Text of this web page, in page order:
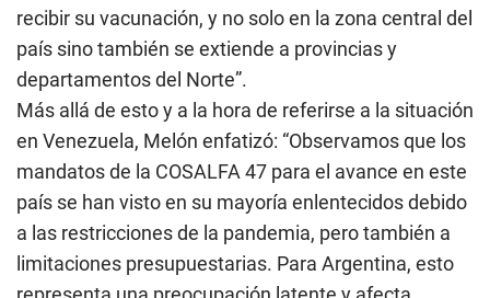
recibir su vacunación, y no solo en la zona central del
país sino también se extiende a provincias y
departamentos del Norte”.
Más allá de esto y a la hora de referirse a la situación
en Venezuela, Melón enfatizó: “Observamos que los
mandatos de la COSALFA 47 para el avance en este
país se han visto en su mayoría enlentecidos debido
a las restricciones de la pandemia, pero también a
limitaciones presupuestarias. Para Argentina, esto